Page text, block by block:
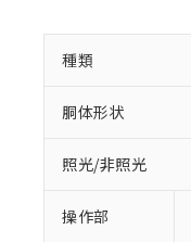
種類
胴体形状
照光/非照光
操作部